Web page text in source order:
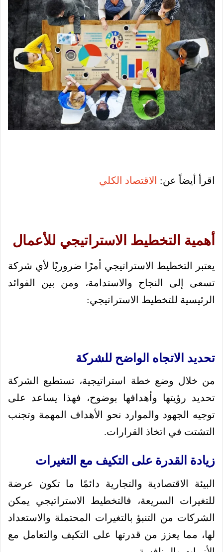
اقرأ أيضاً عن: الاقتصاد الكلي
أهمية التخطيط الاستراتيجي للأعمال
يعتبر التخطيط الاستراتيجي أمرًا ضروريًا لأي شركة
تسعى إلى النجاح والاستدامة، ومن بين الفوائد
الرئيسية للتخطيط الاستراتيجي:
تحديد الاتجاه الواضح للشركة
من خلال وضع خطة استراتيجية، تستطيع الشركة
تحديد رؤيتها وأهدافها بوضوح، فهذا يساعد على
توجيه الجهود والموارد نحو الأهداف المهمة وتجنب
التشتت في اتخاذ القرارات.
زيادة القدرة على التكيف مع التغيرات
البيئة الاقتصادية والتجارية دائمًا ما تكون عرضة
للتغيرات السريعة، فالتخطيط الاستراتيجي يمكن
الشركات من التنبؤ بالتغيرات المحتملة والاستعداد
لها، مما يعزز من قدرتها على التكيف والتعامل مع